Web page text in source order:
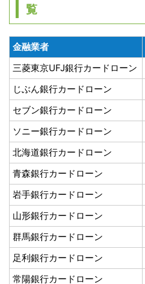
覧
金融業者
三菱東京UFJ銀行カードローン
じぶん銀行カードローン
セブン銀行カードローン
ソニー銀行カードローン
北海道銀行カードローン
青森銀行カードローン
岩手銀行カードローン
山形銀行カードローン
群馬銀行カードローン
足利銀行カードローン
常陽銀行カードローン